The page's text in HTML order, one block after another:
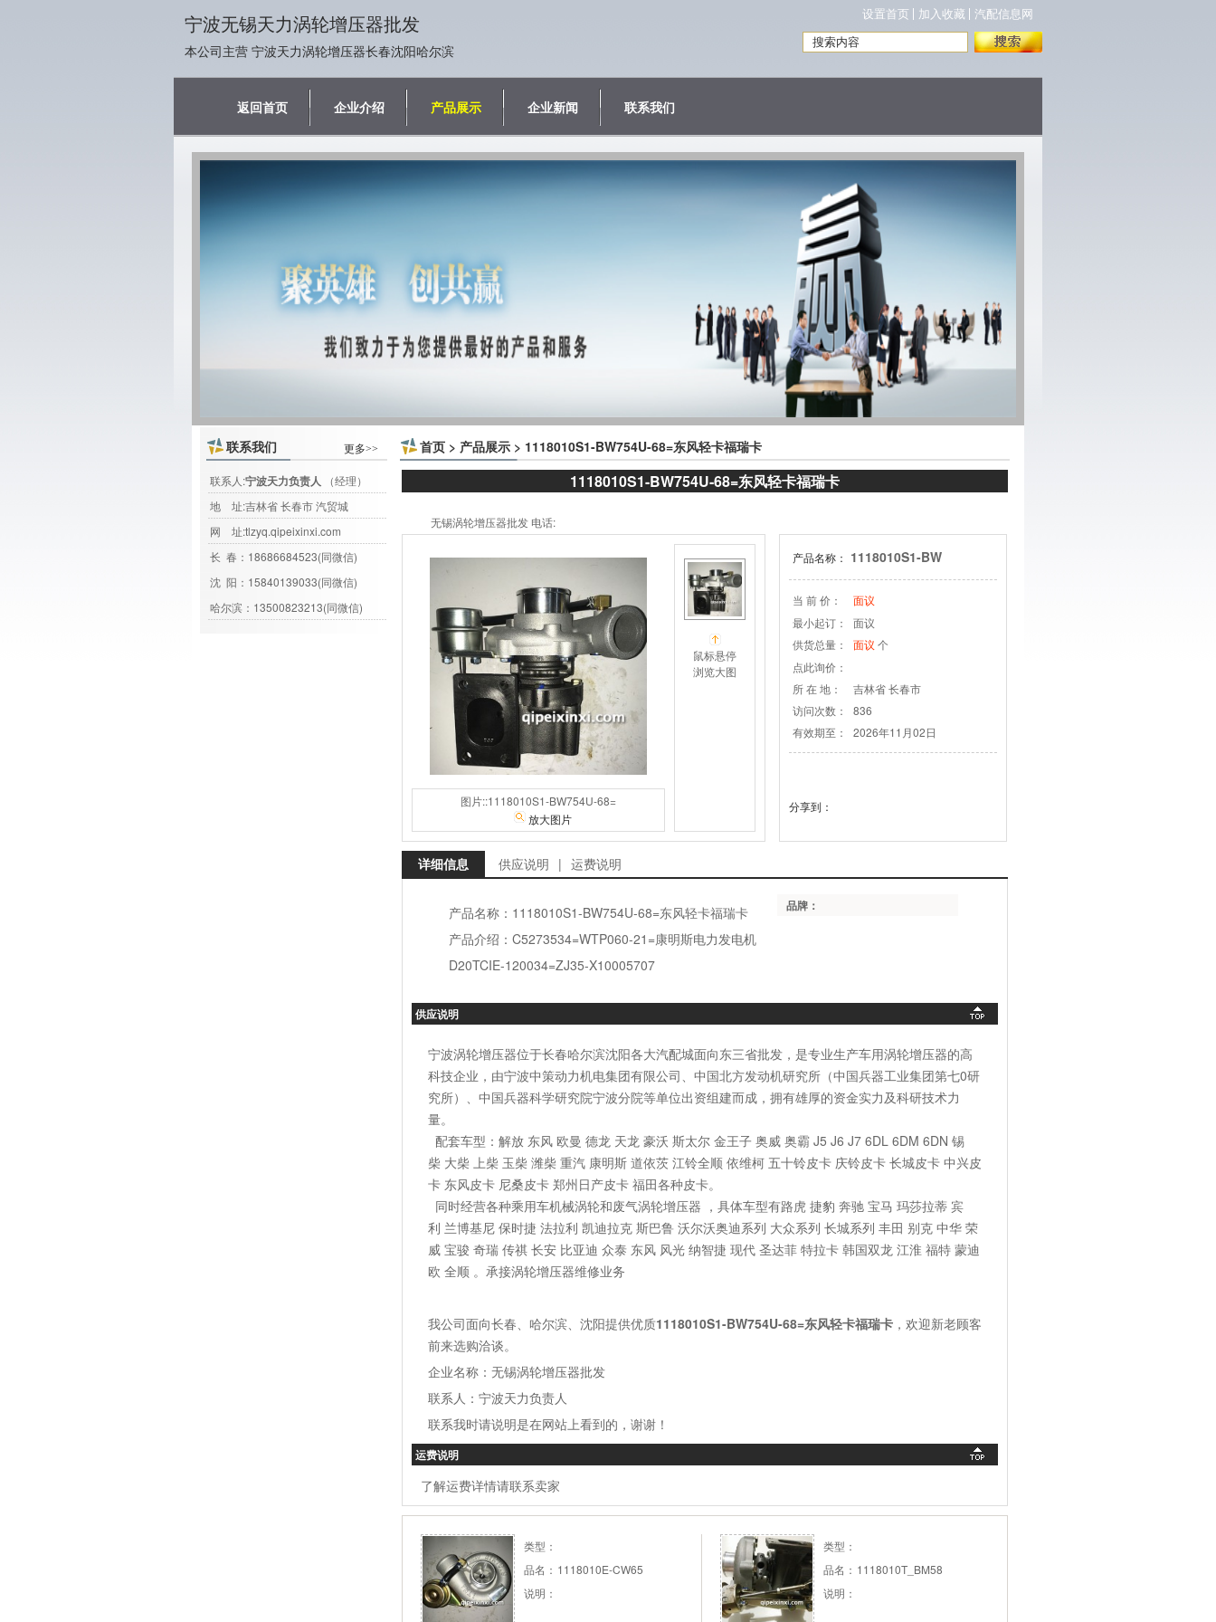
宁波无锡天力涡轮增压器批发
本公司主营 宁波天力涡轮增压器长春沈阳哈尔滨
汽配信息网
加入收藏
设置首页
返回首页 企业介绍 产品展示 企业新闻 联系我们
更多>>
联系我们
联系人:宁波天力负责人 （经理）
地 址:吉林省 长春市 汽贸城
网 址:tlzyq.qipeixinxi.com
长 春：18686684523(同微信)
沈 阳：15840139033(同微信)
哈尔滨：13500823213(同微信)
首页 > 产品展示 > 1118010S1-BW754U-68=东风轻卡福瑞卡
1118010S1-BW754U-68=东风轻卡福瑞卡
无锡涡轮增压器批发 电话:
图片::1118010S1-BW754U-68=
放大图片
鼠标悬停
浏览大图
产品名称： 1118010S1-BW
当 前 价： 面议
最小起订：
面议
供货总量：
面议 个
点此询价：
所 在 地：
吉林省 长春市
访问次数：
836
有效期至：
2026年11月02日
分享到：
详细信息 供应说明 | 运费说明
产品名称：1118010S1-BW754U-68=东风轻卡福瑞卡
产品介绍：C5273534=WTP060-21=康明斯电力发电机
D20TCIE-120034=ZJ35-X10005707
品牌：
供应说明
宁波涡轮增压器位于长春哈尔滨沈阳各大汽配城面向东三省批发，是专业生产车用涡轮增压器的高
科技企业，由宁波中策动力机电集团有限公司、中国北方发动机研究所（中国兵器工业集团第七0研
究所）、中国兵器科学研究院宁波分院等单位出资组建而成，拥有雄厚的资金实力及科研技术力
量。
配套车型：解放 东风 欧曼 德龙 天龙 豪沃 斯太尔 金王子 奥威 奥霸 J5 J6 J7 6DL 6DM 6DN 锡
柴 大柴 上柴 玉柴 潍柴 重汽 康明斯 道依茨 江铃全顺 依维柯 五十铃皮卡 庆铃皮卡 长城皮卡 中兴皮
卡 东风皮卡 尼桑皮卡 郑州日产皮卡 福田各种皮卡。
同时经营各种乘用车机械涡轮和废气涡轮增压器 ，具体车型有路虎 捷豹 奔驰 宝马 玛莎拉蒂 宾
利 兰博基尼 保时捷 法拉利 凯迪拉克 斯巴鲁 沃尔沃奥迪系列 大众系列 长城系列 丰田 别克 中华 荣
威 宝骏 奇瑞 传祺 长安 比亚迪 众泰 东风 风光 纳智捷 现代 圣达菲 特拉卡 韩国双龙 江淮 福特 蒙迪
欧 全顺 。承接涡轮增压器维修业务
我公司面向长春、哈尔滨、沈阳提供优质1118010S1-BW754U-68=东风轻卡福瑞卡 ，欢迎新老顾客
前来选购洽谈。
企业名称：无锡涡轮增压器批发
联系人：宁波天力负责人
联系我时请说明是在网站上看到的，谢谢！
运费说明
了解运费详情请联系卖家
类型：
品名： 1118010E-CW65
说明：
类型：
品名： 1118010T_BM58
说明：